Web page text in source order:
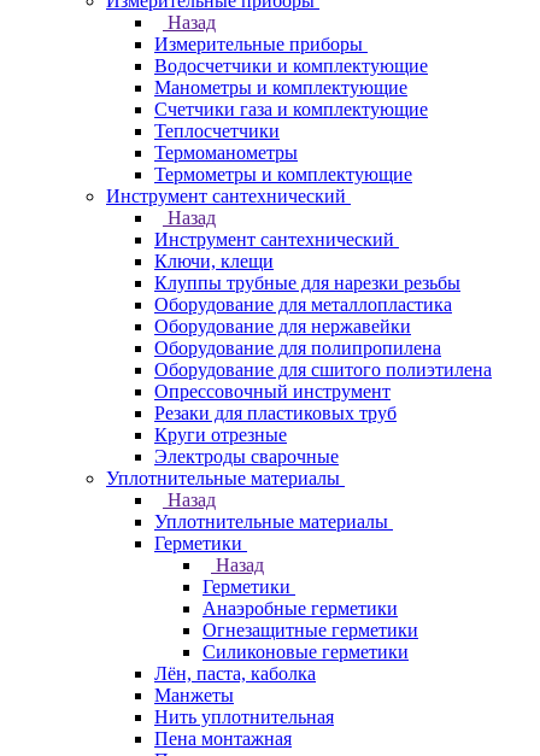
Назад
Измерительные приборы
Водосчетчики и комплектующие
Манометры и комплектующие
Счетчики газа и комплектующие
Теплосчетчики
Термоманометры
Термометры и комплектующие
Инструмент сантехнический
Назад
Инструмент сантехнический
Ключи, клещи
Клуппы трубные для нарезки резьбы
Оборудование для металлопластика
Оборудование для нержавейки
Оборудование для полипропилена
Оборудование для сшитого полиэтилена
Опрессовочный инструмент
Резаки для пластиковых труб
Круги отрезные
Электроды сварочные
Уплотнительные материалы
Назад
Уплотнительные материалы
Герметики
Назад
Герметики
Анаэробные герметики
Огнезащитные герметики
Силиконовые герметики
Лён, паста, каболка
Манжеты
Нить уплотнительная
Пена монтажная